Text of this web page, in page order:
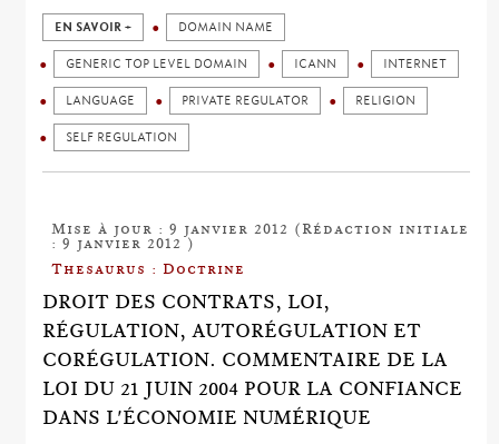
EN SAVOIR + DOMAIN NAME
GENERIC TOP LEVEL DOMAIN ICANN INTERNET
LANGUAGE PRIVATE REGULATOR RELIGION
SELF REGULATION
Mise à jour : 9 janvier 2012 (Rédaction initiale
: 9 janvier 2012 )
Thesaurus : Doctrine
DROIT DES CONTRATS, LOI,
RÉGULATION, AUTORÉGULATION ET
CORÉGULATION. COMMENTAIRE DE LA
LOI DU 21 JUIN 2004 POUR LA CONFIANCE
DANS L'ÉCONOMIE NUMÉRIQUE